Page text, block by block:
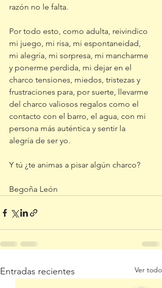
razón no le falta.
Por todo esto, como adulta, reivindico
mi juego, mi risa, mi espontaneidad,
mi alegría, mi sorpresa, mi mancharme
y ponerme perdida, mi dejar en el
charco tensiones, miedos, tristezas y
frustraciones para, por suerte, llevarme
del charco valiosos regalos como el
contacto con el barro, el agua, con mi
persona más auténtica y sentir la
alegría de ser yo.
Y tú ¿te animas a pisar algún charco?
Begoña León
Entradas recientes Ver todo